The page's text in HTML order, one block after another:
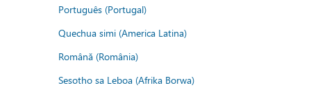
Português (Portugal)
Quechua simi (America Latina)
Română (România)
Sesotho sa Leboa (Afrika Borwa)